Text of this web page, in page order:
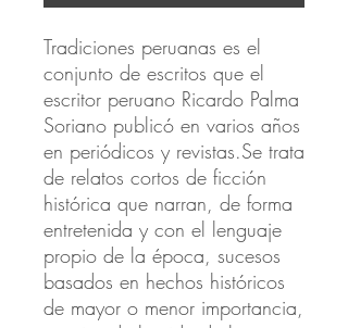
Tradiciones peruanas es el
conjunto de escritos que el
escritor peruano Ricardo Palma
Soriano publicó en varios años
en periódicos y revistas.Se trata
de relatos cortos de ficción
histórica que narran, de forma
entretenida y con el lenguaje
propio de la época, sucesos
basados en hechos históricos
de mayor o menor importancia,